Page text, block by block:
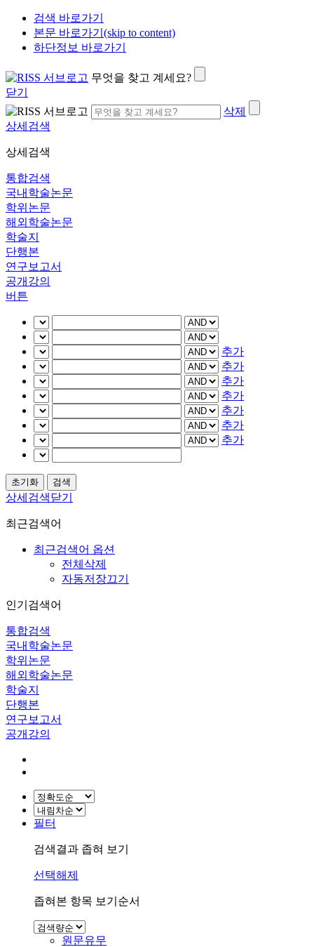
검색 바로가기
본문 바로가기(skip to content)
하단정보 바로가기
무엇을 찾고 계세요?
닫기
삭제
상세검색
상세검색
통합검색
국내학술논문
학위논문
해외학술논문
학술지
단행본
연구보고서
공개강의
버튼
추가
추가
추가
추가
추가
추가
추가
상세검색닫기
최근검색어
최근검색어 옵션
전체삭제
자동저장끄기
인기검색어
통합검색
국내학술논문
학위논문
해외학술논문
학술지
단행본
연구보고서
공개강의
필터
검색결과 좁혀 보기
선택해제
좁혀본 항목 보기순서
원문유무